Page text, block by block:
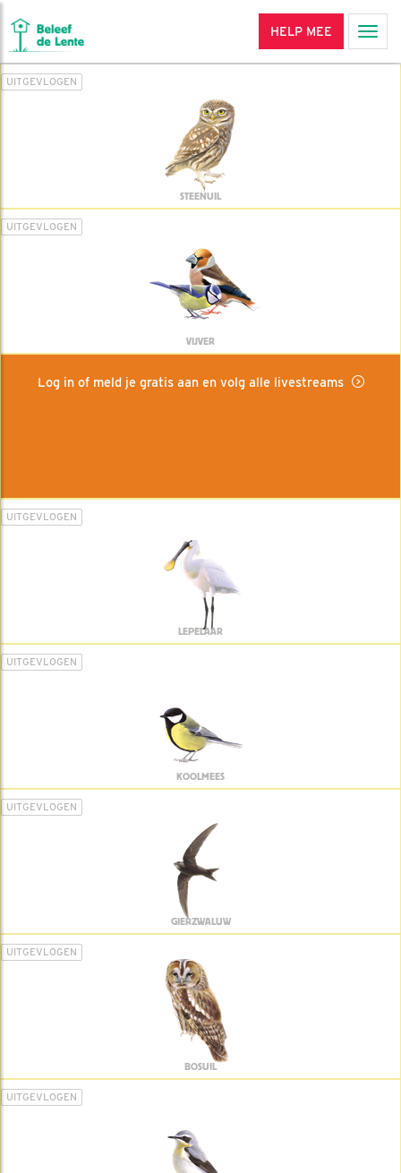
HELP MEE
UITGEVLOGEN
STEENUIL
UITGEVLOGEN
VIJVER
Log in of meld je gratis aan en volg alle livestreams
UITGEVLOGEN
LEPELAAR
UITGEVLOGEN
KOOLMEES
UITGEVLOGEN
GIERZWALUW
UITGEVLOGEN
BOSUIL
UITGEVLOGEN